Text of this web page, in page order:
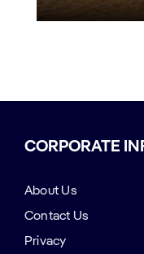
CORPORATE
About Us
Contact Us
Privacy